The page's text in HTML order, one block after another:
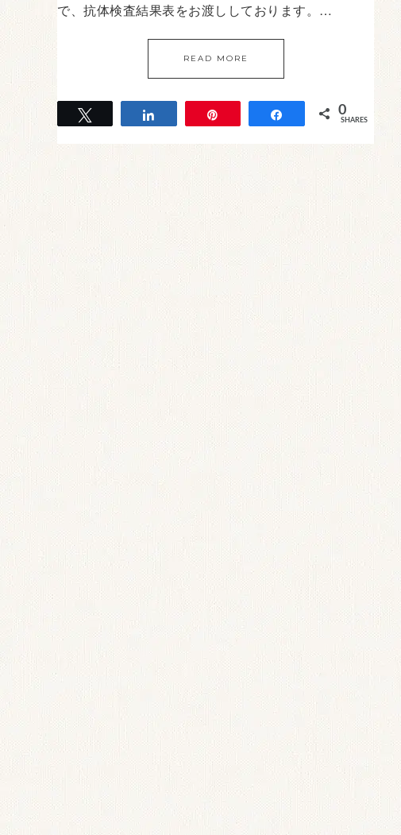
で、抗体検査結果表をお渡ししております。…
READ MORE
Share 0
SHARES